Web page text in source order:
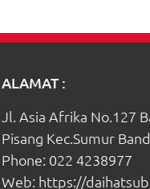
ALAMAT :
Jl. Asia Afrika No.127
Pisang Kec.Sumur
Phone: 022 4238977
Web: https://